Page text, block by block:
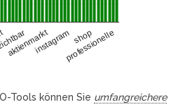
aktienmarktinstagram shop
professionelle
Tools können Sie umfangreichere